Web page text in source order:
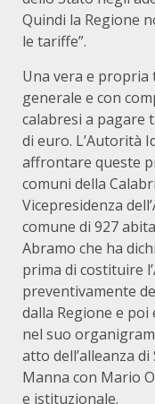
Quindi la Regione
le tariffe”.
Una vera e
generale e con
calabresi a pagare
di euro. L’Autorità
affrontare queste
comuni della
Vicepresidenza
comune di 927
Abramo che ha
prima di costituire
preventivamente
dalla Regione e poi
nel suo
atto dell’alleanza
Manna con Mario
e istituzionale.